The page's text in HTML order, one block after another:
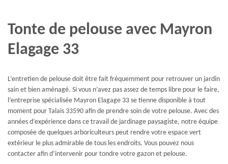
Tonte de pelouse avec Mayron
Elagage 33
L’entretien de pelouse doit être fait fréquemment pour retrouver un jardin
sain et bien aménagé. Si vous n’avez pas assez de temps libre pour le faire,
l’entreprise spécialisée Mayron Elagage 33 se tienne disponible à tout
moment pour Talais 33590 afin de prendre soin de votre pelouse. Avec des
années d’expérience dans ce travail de jardinage paysagiste, notre équipe
composée de quelques arboriculteurs peut rendre votre espace vert
extérieur le plus admirable de tous les endroits. Vous pouvez nous
contacter afin d’intervenir pour tondre votre gazon et pelouse.